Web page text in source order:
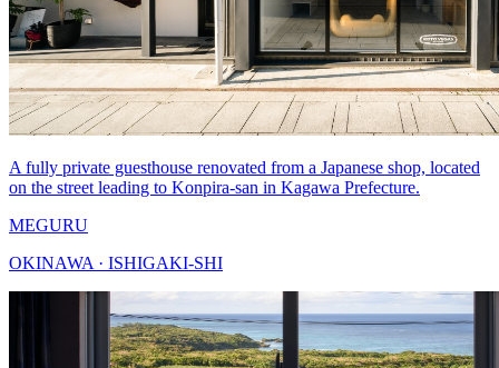
A fully private guesthouse renovated from a Japanese shop, located
on the street leading to Konpira-san in Kagawa Prefecture.
MEGURU
OKINAWA · ISHIGAKI-SHI